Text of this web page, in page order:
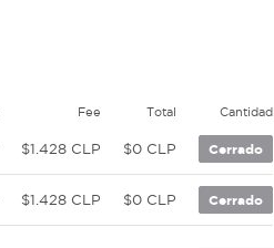
Fee Total Cantidad
$1.428 CLP $0 CLP Cerrado
$1.428 CLP $0 CLP Cerrado